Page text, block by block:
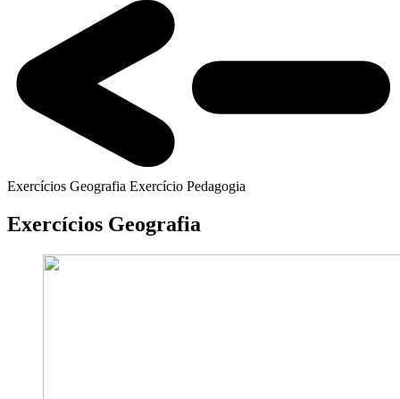
Exercícios Geografia Exercício Pedagogia
Exercícios Geografia